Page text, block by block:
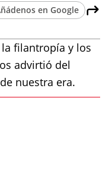
en Google
filantropía y los
advirtió del
nuestra era.